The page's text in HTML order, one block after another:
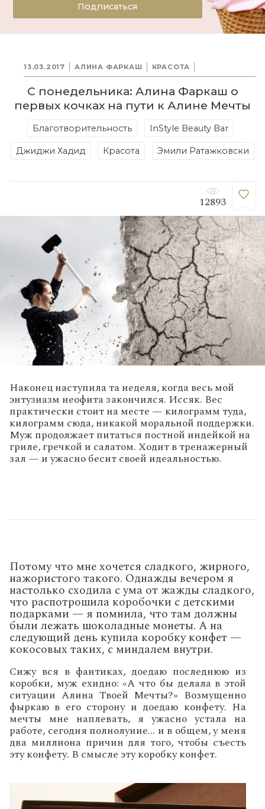
Подписаться
13.03.2017 АЛИНА ФАРКАШ КРАСОТА
С понедельника: Алина Фаркаш о
первых кочках на пути к Алине Мечты
Благотворительность InStyle Beauty Bar
Джиджи Хадид Красота Эмили Ратажковски
12893
Наконец наступила та неделя, когда весь мой
энтузиазм неофита закончился. Иссяк. Вес
практически стоит на месте — килограмм туда,
килограмм сюда, никакой моральной поддержки.
Муж продолжает питаться постной индейкой на
гриле, гречкой и салатом. Ходит в тренажерный
зал — и ужасно бесит своей идеальностью.
Потому что мне хочется сладкого, жирного,
нажористого такого. Однажды вечером я
настолько сходила с ума от жажды сладкого,
что распотрошила коробочки с детскими
подарками — я помнила, что там должны
были лежать шоколадные монеты. А на
следующий день купила коробку конфет —
кокосовых таких, с миндалем внутри.
Сижу вся в фантиках, доедаю последнюю из
коробки, муж ехидно: «А что бы делала в этой
ситуации Алина Твоей Мечты?» Возмущенно
фыркаю в его сторону и доедаю конфету. На
мечты мне наплевать, я ужасно устала на
работе, сегодня полнолуние… и в общем, у меня
два миллиона причин для того, чтобы съесть
эту конфету. В смысле эту коробку конфет.